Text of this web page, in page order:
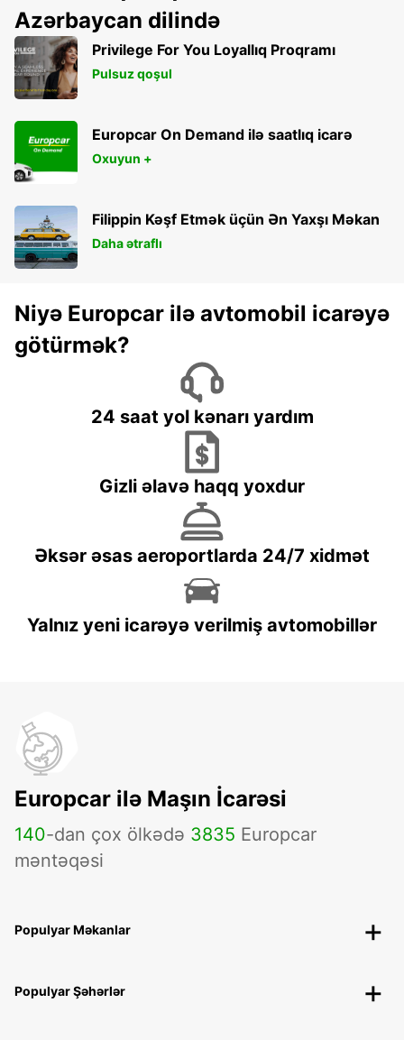
Azərbaycan dilində
Privilege For You Loyallıq Proqramı
Pulsuz qoşul
Europcar On Demand ilə saatlıq icarə
Oxuyun +
Filippin Kəşf Etmək üçün Ən Yaxşı Məkan
Daha ətraflı
Niyə Europcar ilə avtomobil icarəyə
götürmək?
24 saat yol kənarı yardım
Gizli əlavə haqq yoxdur
Əksər əsas aeroportlarda 24/7 xidmət
Yalnız yeni icarəyə verilmiş avtomobillər
Europcar ilə Maşın İcarəsi
140-dan çox ölkədə 3835 Europcar
məntəqəsi
Populyar Məkanlar
Populyar Şəhərlər